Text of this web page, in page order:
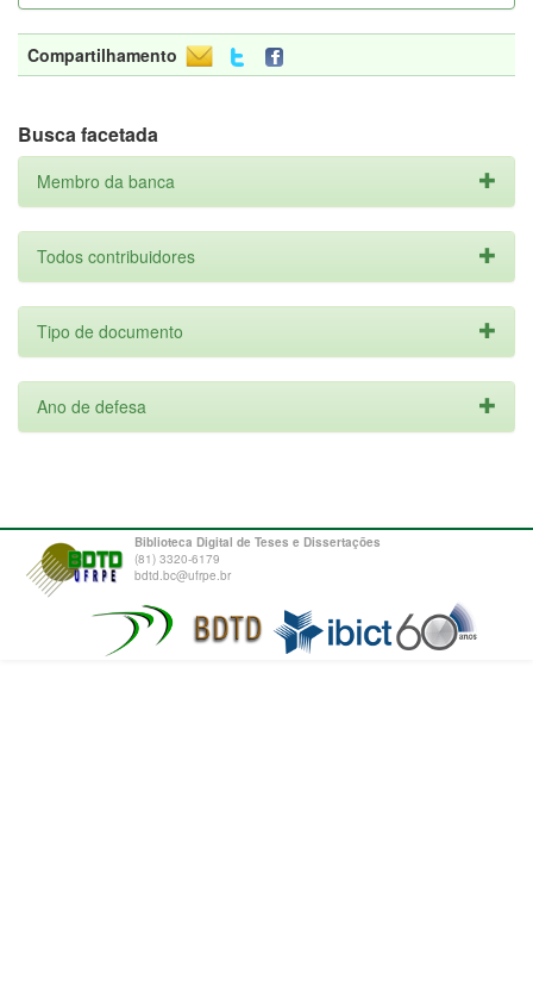
Compartilhamento
Busca facetada
Membro da banca
Todos contribuidores
Tipo de documento
Ano de defesa
Biblioteca Digital de Teses e Dissertações
(81) 3320-6179
bdtd.bc@ufrpe.br